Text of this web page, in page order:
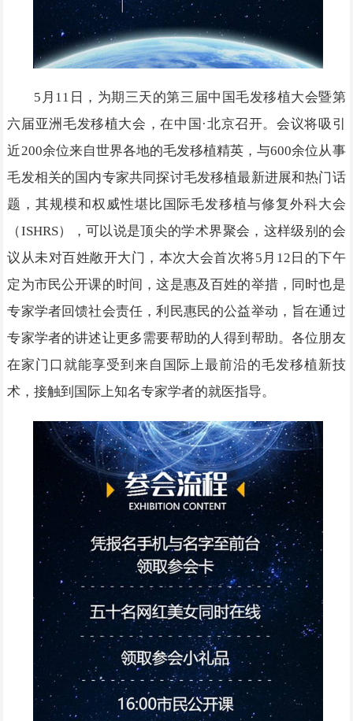
5月11日，为期三天的第三届中国毛发移植大会暨第
六届亚洲毛发移植大会，在中国·北京召开。会议将吸引
近200余位来自世界各地的毛发移植精英，与600余位从事
毛发相关的国内专家共同探讨毛发移植最新进展和热门话
题，其规模和权威性堪比国际毛发移植与修复外科大会
（ISHRS），可以说是顶尖的学术界聚会，这样级别的会
议从未对百姓敞开大门，本次大会首次将5月12日的下午
定为市民公开课的时间，这是惠及百姓的举措，同时也是
专家学者回馈社会责任，利民惠民的公益举动，旨在通过
专家学者的讲述让更多需要帮助的人得到帮助。各位朋友
在家门口就能享受到来自国际上最前沿的毛发移植新技
术，接触到国际上知名专家学者的就医指导。